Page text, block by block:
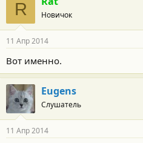
R Новичок
11 Апр 2014
Вот именно.
Eugens
Слушатель
11 Апр 2014